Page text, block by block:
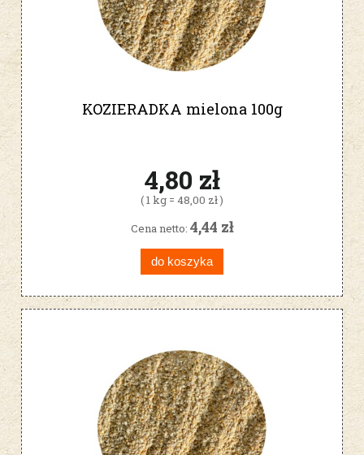
KOZIERADKA mielona 100g
4,80 zł
( 1 kg = 48,00 zł )
Cena netto: 4,44 zł
do koszyka